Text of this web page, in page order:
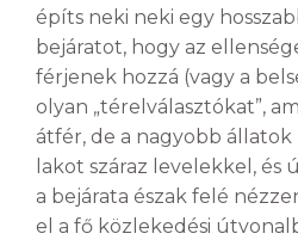
építs neki neki egy
bejáratot, hogy az
férjenek hozzá (vagy a
olyan „térelválasztókat”,
átfér, de a nagyobb állatok
lakot száraz levelekkel, és
a bejárata észak felé
el a fő közlekedési